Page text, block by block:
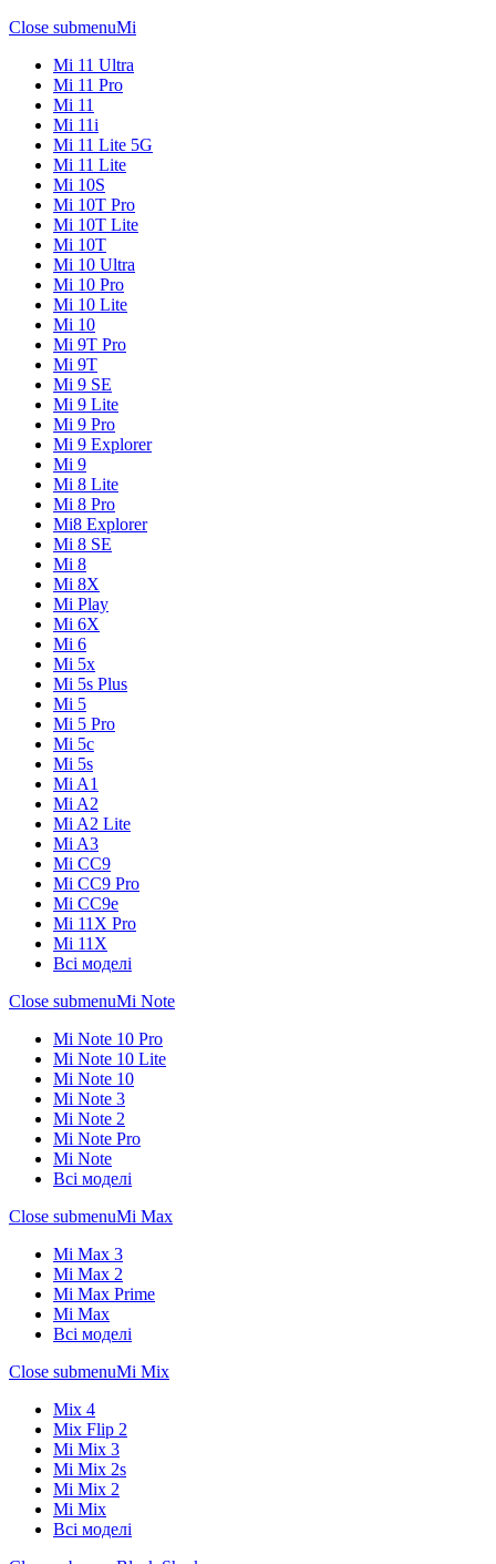
Close submenuMi
Mi 11 Ultra
Mi 11 Pro
Mi 11
Mi 11i
Mi 11 Lite 5G
Mi 11 Lite
Mi 10S
Mi 10T Pro
Mi 10T Lite
Mi 10T
Mi 10 Ultra
Mi 10 Pro
Mi 10 Lite
Mi 10
Mi 9T Pro
Mi 9T
Mi 9 SE
Mi 9 Lite
Mi 9 Pro
Mi 9 Explorer
Mi 9
Mi 8 Lite
Mi 8 Pro
Mi8 Explorer
Mi 8 SE
Mi 8
Mi 8X
Mi Play
Mi 6X
Mi 6
Mi 5x
Mi 5s Plus
Mi 5
Mi 5 Pro
Mi 5c
Mi 5s
Mi A1
Mi A2
Mi A2 Lite
Mi A3
Mi CC9
Mi CC9 Pro
Mi CC9e
Mi 11X Pro
Mi 11X
Всі моделі
Close submenuMi Note
Mi Note 10 Pro
Mi Note 10 Lite
Mi Note 10
Mi Note 3
Mi Note 2
Mi Note Pro
Mi Note
Всі моделі
Close submenuMi Max
Mi Max 3
Mi Max 2
Mi Max Prime
Mi Max
Всі моделі
Close submenuMi Mix
Mix 4
Mix Flip 2
Mi Mix 3
Mi Mix 2s
Mi Mix 2
Mi Mix
Всі моделі